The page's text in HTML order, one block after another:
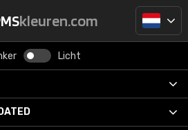
kleuren.com
Licht